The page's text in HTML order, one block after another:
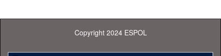
Copyright 2024 ESPOL